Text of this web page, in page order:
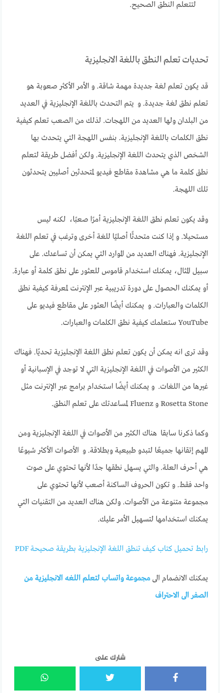
لتتعلم النطق الصحيح.
تحديات تعلم النطق باللغة الانجليزية
قد يكون تعلم لغة جديدة مهمة شاقة. و الأمر الأكثر صعوبة هو
تعلم نطق لغة جديدة. و يتم التحدث باللغة الإنجليزية في العديد
من البلدان ولها العديد من اللهجات. لذلك من الصعب تعلم كيفية
نطق الكلمات باللغة الإنجليزية. بنفس اللهجة التي يتحدث بها
الشخص الذي يتحدث اللغة الإنجليزية. ولكن أفضل طريقة لتعلم
نطق كلمة ما هي مشاهدة مقاطع فيديو لمتحدثين أصليين يتحدثون
تلك اللهجة.
وقد يكون تعلم نطق اللغة الإنجليزية أمرًا صعبًا، لكنه ليس
مستحيلا. و إذا كنت متحدثًا أصليًا للغة أخرى وترغب في تعلم اللغة
الإنجليزية. فهناك العديد من الموارد التي يمكن أن تساعدك. على
سبيل المثال، يمكنك استخدام قاموس للعثور على نطق كلمة أو عبارة.
أو يمكنك الحصول على دورة تدريبية عبر الإنترنت لمعرفة كيفية نطق
الكلمات والعبارات. و يمكنك أيضًا العثور على مقاطع فيديو على
YouTube ستعلمك كيفية نطق الكلمات والعبارات.
وقد ترى انه يمكن أن يكون تعلم نطق اللغة الإنجليزية تحديًا. فهناك
الكثير من الأصوات في اللغة الإنجليزية التي لا توجد في الإسبانية أو
غيرها من اللغات. و يمكنك أيضًا استخدام برامج عبر الإنترنت مثل
Rosetta Stone و Fluenz لمساعدتك على تعلم النطق.
وكما ذكرنا سابقا هناك الكثير من الأصوات في اللغة الإنجليزية ومن
المهم إتقانها جميعًا لتبدو طبيعية وبطلاقة. و الأصوات الأكثر شيوعًا
هي أحرف العلة. والتي يسهل نطقها جدًا لأنها تحتوي على صوت
واحد فقط. و تكون الحروف الساكنة أصعب لأنها تحتوي على
مجموعة متنوعة من الأصوات. ولكن هناك العديد من التقنيات التي
يمكنك استخدامها لتسهيل الأمر عليك.
رابط تحميل كتاب كيف تنطق اللغة الإنجليزية بطريقة صحيحة PDF
يمكنك الانضمام الىمجموعة واتساب لتعلم اللغه الانجليزية من
الصفر الى الاحتراف
شارك على